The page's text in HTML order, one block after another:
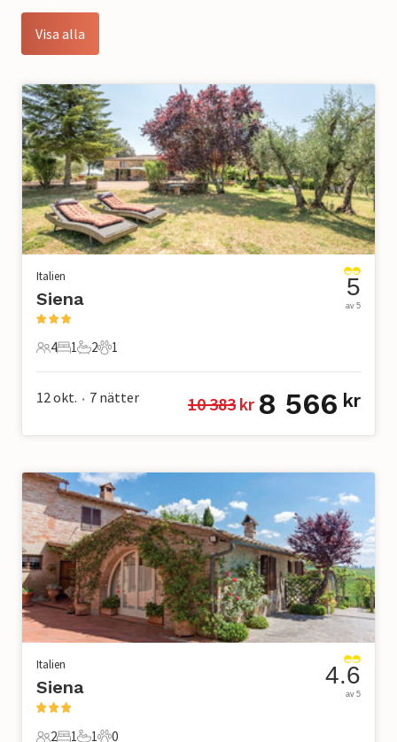
Visa alla
Italien
Siena
4 Gäster
4
1 Sovrum
1
2 Badrum
2
1 Husdjur
1
5
av 5
12 okt. • 7 nätter 10 383 kr 8 566 kr
Italien
Siena
2 1 1 0
4.6
av 5